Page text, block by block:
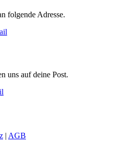
folgende Adresse.
uns auf deine Post.
| AGB